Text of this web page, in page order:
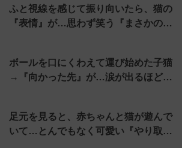
ふと視線を感じて振り向いたら、猫の
『表情』が…思わず笑う『まさかの…
ボールを口にくわえて運び始めた子猫
→『向かった先』が…涙が出るほど…
足元を見ると、赤ちゃんと猫が遊んで
いて…とんでもなく可愛い『やり取…